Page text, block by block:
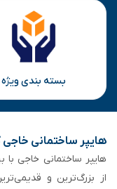
بسته بندی ویژه
هایپر ساختمانی خاجی‌
از بزرگ‌ترین و